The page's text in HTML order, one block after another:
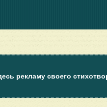
рекламу своего